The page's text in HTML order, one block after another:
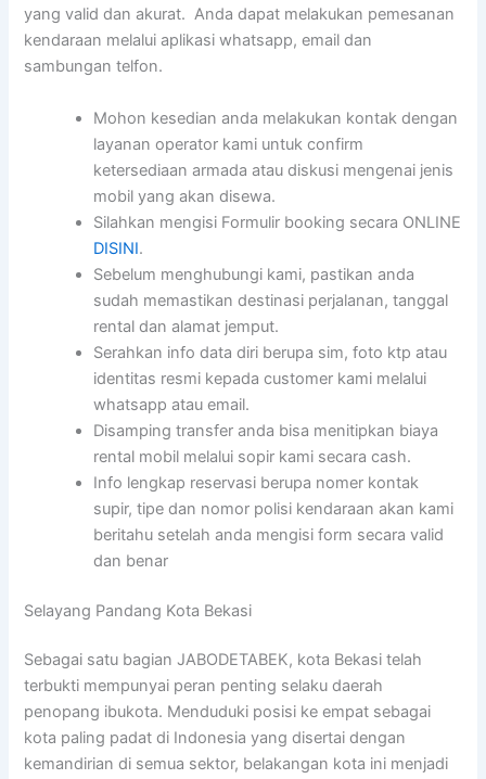
yang valid dan akurat. Anda dapat melakukan pemesanan
kendaraan melalui aplikasi whatsapp, email dan
sambungan telfon.
Mohon kesedian anda melakukan kontak dengan
layanan operator kami untuk confirm
ketersediaan armada atau diskusi mengenai jenis
mobil yang akan disewa.
Silahkan mengisi Formulir booking secara ONLINE
DISINI.
Sebelum menghubungi kami, pastikan anda
sudah memastikan destinasi perjalanan, tanggal
rental dan alamat jemput.
Serahkan info data diri berupa sim, foto ktp atau
identitas resmi kepada customer kami melalui
whatsapp atau email.
Disamping transfer anda bisa menitipkan biaya
rental mobil melalui sopir kami secara cash.
Info lengkap reservasi berupa nomer kontak
supir, tipe dan nomor polisi kendaraan akan kami
beritahu setelah anda mengisi form secara valid
dan benar
Selayang Pandang Kota Bekasi
Sebagai satu bagian JABODETABEK, kota Bekasi telah
terbukti mempunyai peran penting selaku daerah
penopang ibukota. Menduduki posisi ke empat sebagai
kota paling padat di Indonesia yang disertai dengan
kemandirian di semua sektor, belakangan kota ini menjadi